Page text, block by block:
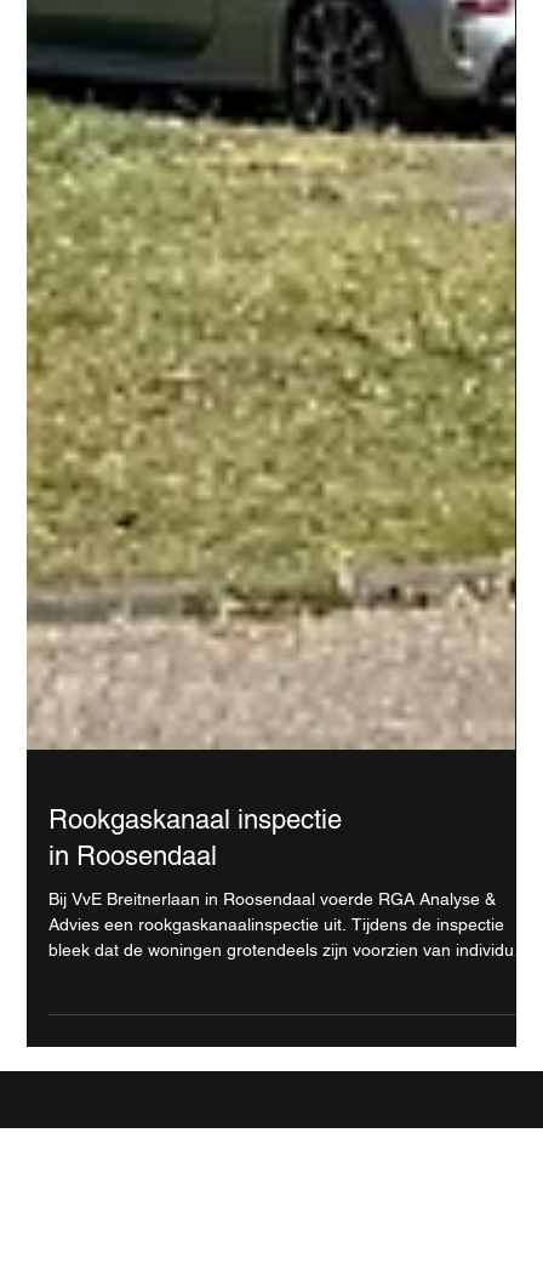
Rookgaskanaal inspectie
in Roosendaal
Bij VvE Breitnerlaan in Roosendaal voerde RGA Analyse &
gevel- en balkondoorvoeren. De inspectie geeft inzicht in de
huidige situatie en aandachtspunten van de installaties.